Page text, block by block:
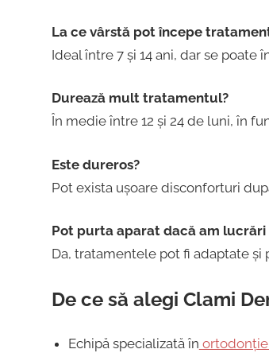
La ce vârstă pot începe
Ideal între 7 și 14 ani, dar se poate
Durează mult tratamentul?
În medie între 12 și 24 de luni, în
Este dureros?
Pot exista ușoare disconforturi
Pot purta aparat dacă am lucrări
Da, tratamentele pot fi adaptate și
De ce să alegi Clami
Echipă specializată în ortodonție